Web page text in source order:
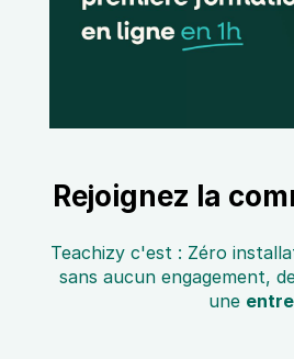
Rejoignez la
Teachizy c'est : Zéro
sans aucun engagement,
une